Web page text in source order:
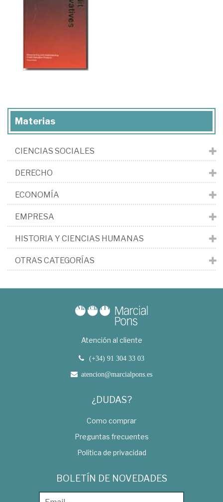
Materias
CIENCIAS SOCIALES
DERECHO
ECONOMÍA
EMPRESA
HISTORIA Y CIENCIAS HUMANAS
OTRAS CATEGORÍAS
Atención al cliente
(+34) 91 304 33 03
atencion@marcialpons.es
¿DUDAS?
Como comprar
Preguntas frecuentes
Política de privacidad
BOLETÍN DE NOVEDADES